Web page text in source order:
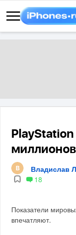
Владислав
18
Показатели
впечатляют.